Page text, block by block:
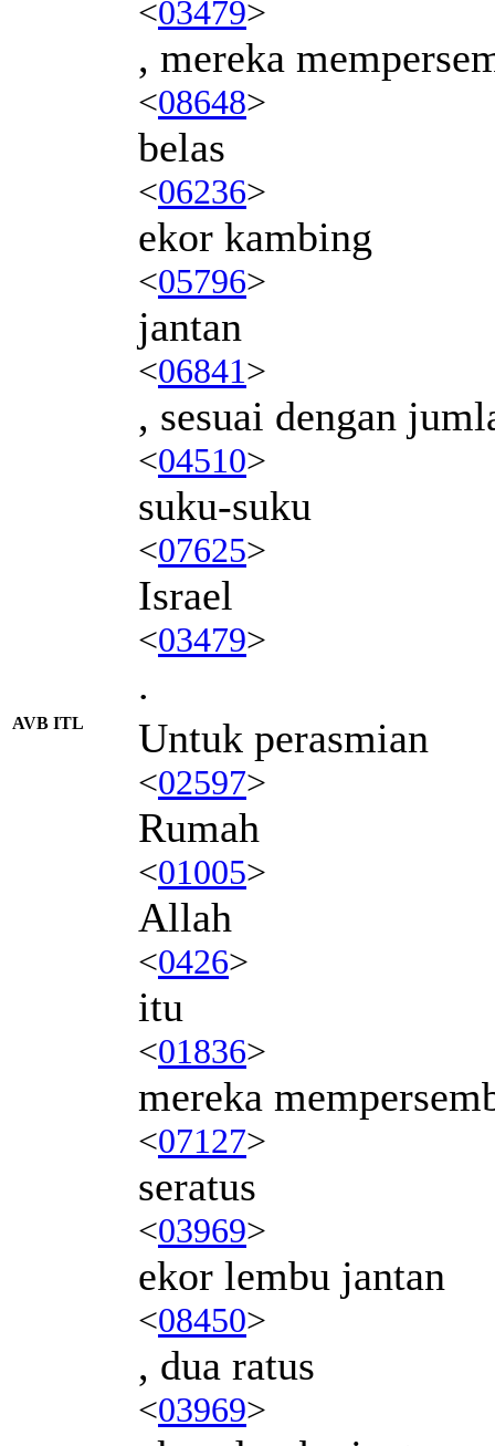
<03479>
, mereka
<08648>
belas
<06236>
ekor kambing
<05796>
jantan
<06841>
, sesuai dengan
<04510>
suku-suku
<07625>
Israel
<03479>
.
AVB ITL Untuk perasmian
<02597>
Rumah
<01005>
Allah
<0426>
itu
<01836>
mereka
<07127>
seratus
<03969>
ekor lembu jantan
<08450>
, dua ratus
<03969>